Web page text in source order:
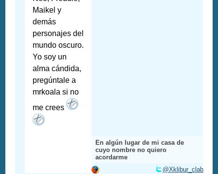
Maikel y
demás
personajes del
mundo oscuro.
Yo soy un
alma cándida,
pregúntale a
mrkoala si no
me crees
En algún lugar de mi casa de
cuyo nombre no quiero
acordarme
@Xklibur_clab